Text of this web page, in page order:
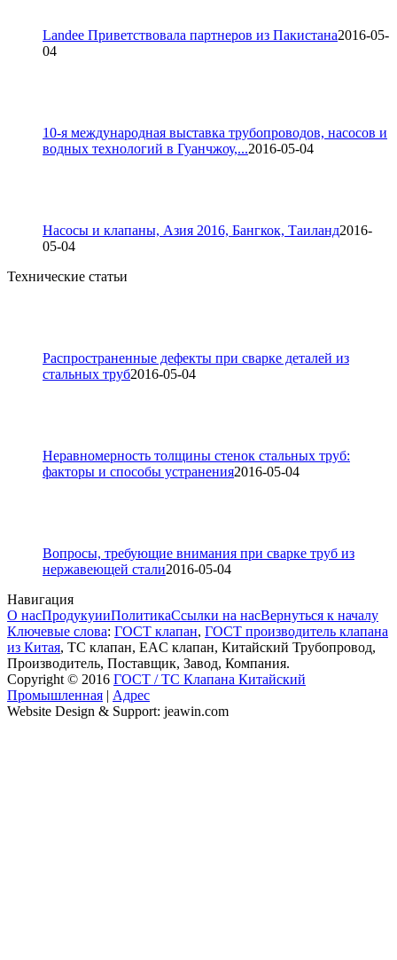
Landee Приветствовала партнеров из Пакистана2016-05-
04
10-я международная выставка трубопроводов, насосов и
водных технологий в Гуанчжоу,...2016-05-04
Насосы и клапаны, Азия 2016, Бангкок, Таиланд2016-
05-04
Технические статьи
Распространенные дефекты при сварке деталей из
стальных труб2016-05-04
Неравномерность толщины стенок стальных труб:
факторы и способы устранения2016-05-04
Вопросы, требующие внимания при сварке труб из
нержавеющей стали2016-05-04
Навигация
О насПродукуииПолитикаСсылки на насВернуться к началу
Ключевые слова: ГОСТ клапан, ГОСТ производитель клапана
из Китая, ТС клапан, EAC клапан, Китайский Трубопровод,
Производитель, Поставщик, Завод, Компания.
Copyright © 2016 ГОСТ / ТС Клапана Китайский
Промышленная | Адрес
Website Design & Support: jeawin.com